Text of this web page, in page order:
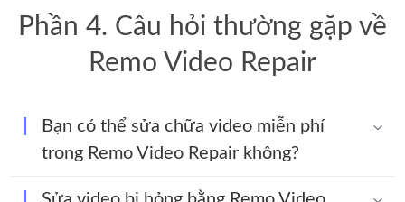
Phần 4. Câu hỏi thường gặp về
Remo Video Repair
Bạn có thể sửa chữa video miễn phí
trong Remo Video Repair không?